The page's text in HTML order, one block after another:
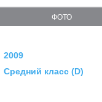
ФОТО
2009
Средний класс (D)